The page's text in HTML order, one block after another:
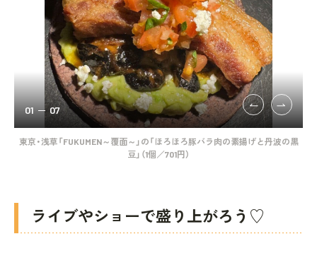
東京・浅草「FUKUMEN～覆面～」の「ほろほろ豚バラ肉の素揚げと丹波の黒
豆」（1個／701円）
01 07
ライブやショーで盛り上がろう♡